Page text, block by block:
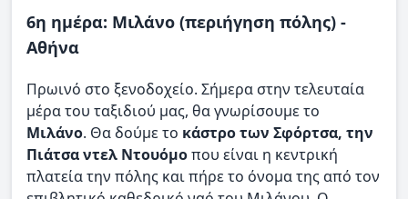
6η ημέρα: Μιλάνο (περιήγηση πόλης) -
Αθήνα
Πρωινό στο ξενοδοχείο. Σήμερα στην τελευταία
μέρα του ταξιδιού μας, θα γνωρίσουμε το
Μιλάνο. Θα δούμε το κάστρο των Σφόρτσα, την
Πιάτσα ντελ Ντουόμοπου είναι η κεντρική
πλατεία την πόλης και πήρε το όνομα της από τον